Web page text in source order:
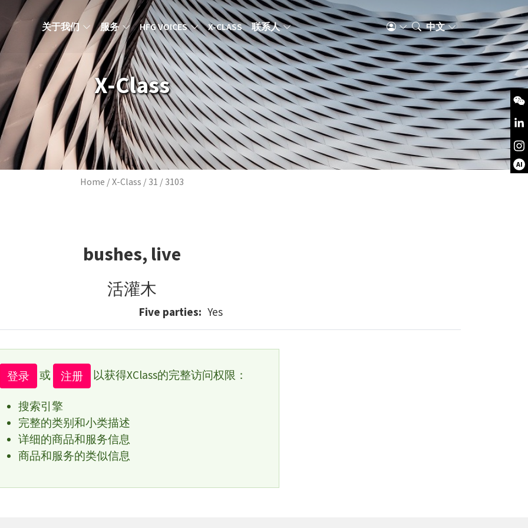
MAIN NAVIGATION ZH
关于我们 服务 HFG VOICES X-CLASS 联系人 中文
X-Class
Breadcrumb
Home X-Class 31 3103
bushes, live
活灌木
Five parties Yes
登录 或 注册 以获得XClass的完整访问权限：
搜索引擎
完整的类别和小类描述
详细的商品和服务信息
商品和服务的类似信息
AI